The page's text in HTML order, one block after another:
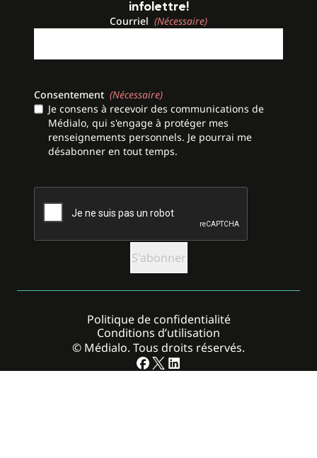
infolettre!
Courriel (Nécessaire)
Consentement (Nécessaire)
Je consens à recevoir des communications de
Médialo, qui s'engage à protéger mes
renseignements personnels. Je pourrai me
désabonner en tout temps.
© Médialo. Tous droits réservés.
Politique de confidentialité
Conditions d’utilisation